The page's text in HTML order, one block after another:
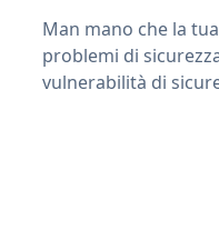
Man mano che la
problemi di
vulnerabilità di